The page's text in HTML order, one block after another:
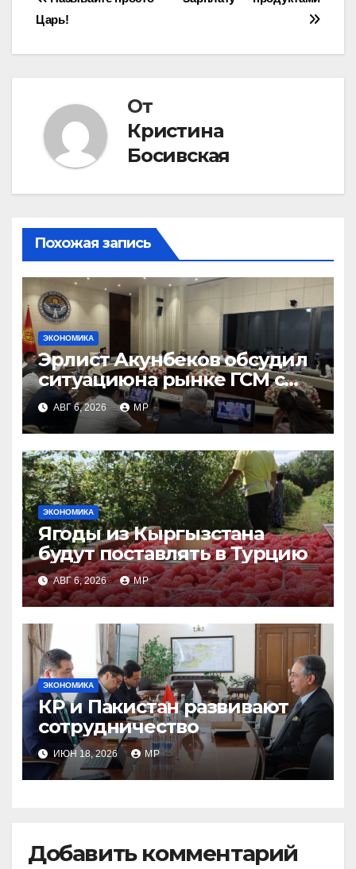
по
Царь!
От
Кристина
Босивская
Похожая запись
ЭКОНОМИКА
Эрлист Акунбеков обсудил
ситуациюна рынке ГСМ с
топливными компаниями
АВГ 6, 2026 MP
ЭКОНОМИКА
Ягоды из Кыргызстана
будут поставлять в Турцию
АВГ 6, 2026 MP
ЭКОНОМИКА
КР и Пакистан развивают
сотрудничество
ИЮН 18, 2026 MP
Добавить комментарий